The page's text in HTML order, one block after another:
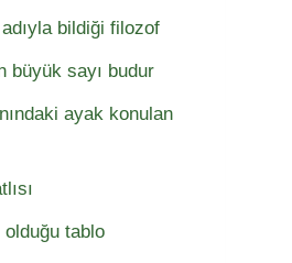
bildiği filozof
büyük sayı budur
ayak konulan
olduğu tablo